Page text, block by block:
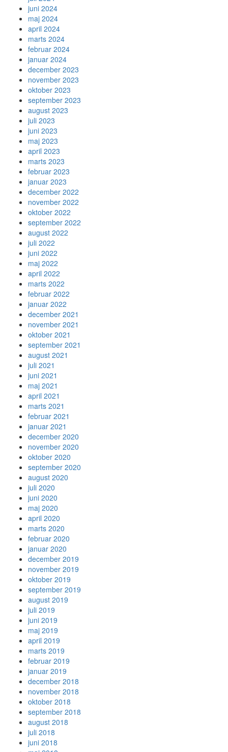
juni 2024
maj 2024
april 2024
marts 2024
februar 2024
januar 2024
december 2023
november 2023
oktober 2023
september 2023
august 2023
juli 2023
juni 2023
maj 2023
april 2023
marts 2023
februar 2023
januar 2023
december 2022
november 2022
oktober 2022
september 2022
august 2022
juli 2022
juni 2022
maj 2022
april 2022
marts 2022
februar 2022
januar 2022
december 2021
november 2021
oktober 2021
september 2021
august 2021
juli 2021
juni 2021
maj 2021
april 2021
marts 2021
februar 2021
januar 2021
december 2020
november 2020
oktober 2020
september 2020
august 2020
juli 2020
juni 2020
maj 2020
april 2020
marts 2020
februar 2020
januar 2020
december 2019
november 2019
oktober 2019
september 2019
august 2019
juli 2019
juni 2019
maj 2019
april 2019
marts 2019
februar 2019
januar 2019
december 2018
november 2018
oktober 2018
september 2018
august 2018
juli 2018
juni 2018